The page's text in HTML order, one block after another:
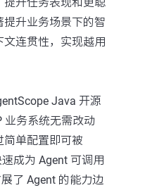
升业务场景下的智
连贯性，实现越用
Java 开源
业务系统无需改动
简单配置即可被
成为 Agent 可调用
了 Agent 的能力边